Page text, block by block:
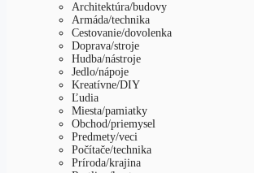
Architektúra/budovy
Armáda/technika
Cestovanie/dovolenka
Doprava/stroje
Hudba/nástroje
Jedlo/nápoje
Kreatívne/DIY
Ľudia
Miesta/pamiatky
Obchod/priemysel
Predmety/veci
Počítače/technika
Príroda/krajina